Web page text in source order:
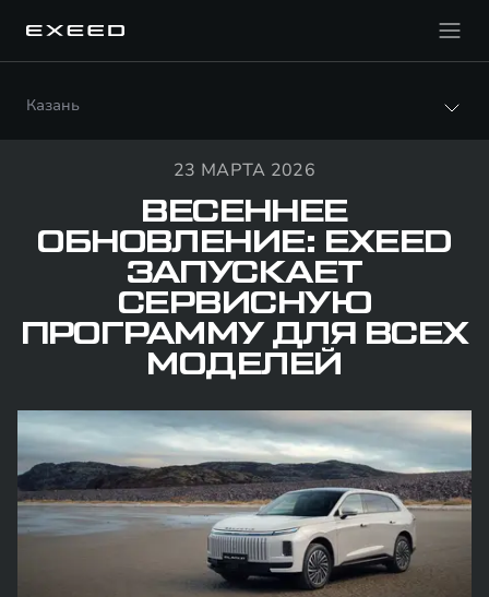
Казань
23 МАРТА 2026
ВЕСЕННЕЕ
ОБНОВЛЕНИЕ: EXEED
ЗАПУСКАЕТ
СЕРВИСНУЮ
ПРОГРАММУ ДЛЯ ВСЕХ
МОДЕЛЕЙ